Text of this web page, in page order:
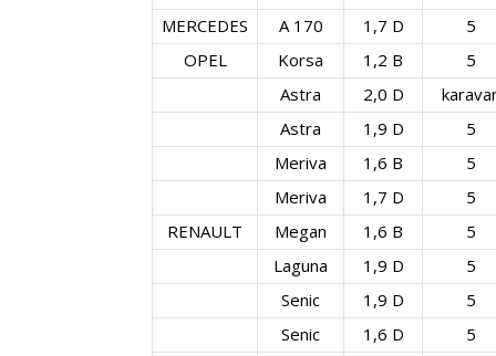
MERCEDES
A 170 1,7 D
5
OPEL
Korsa 1,2 B
5
Astra
2,0 D
Astra
1,9 D
5
Meriva
1,6 B
5
Meriva
1,7 D
5
RENAULT
Megan 1,6 B
5
Laguna
1,9 D
5
Senic
1,9 D
5
Senic
1,6 D
5